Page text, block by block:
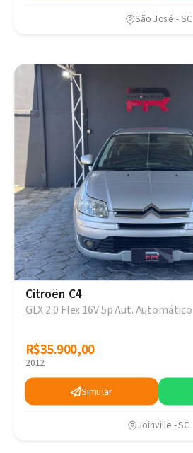
São José - SC
Citroën C4
GLX 2.0 Flex 16V 5p Aut. Automático
R$35.900,00
R$35.900,00
2012
Simular
Joinville - SC